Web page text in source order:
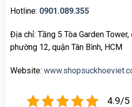
Hotline: 0901.089.355
Địa chỉ: Tầng 5 Tòa Garden
phường 12, quận Tân Bình, HCM
Website:
4.9/5